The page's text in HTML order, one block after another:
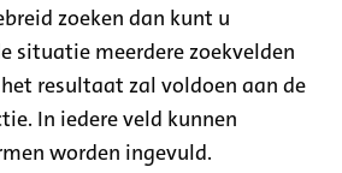
zoeken dan kunt u
situatie meerdere zoekvelden
resultaat zal voldoen aan de
In iedere veld kunnen
worden ingevuld.